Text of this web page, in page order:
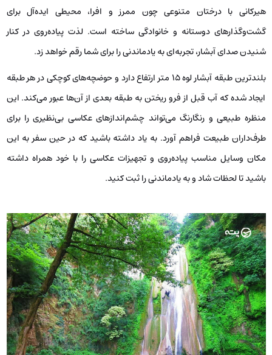
هیرکانی با درختان متنوعی چون ممرز و افرا، محیطی ایده‌آل برای
گشت‌وگذارهای دوستانه و خانوادگی ساخته است. لذت پیاده‌روی در کنار
شنیدن صدای آبشار، تجربه‌ای به یادماندنی را برای شما رقم خواهد زد.
بلندترین طبقه آبشار لوه ۱۵ متر ارتفاع دارد و حوضچه‌های کوچکی در هر طبقه
ایجاد شده که آب قبل از فرو ریختن به طبقه بعدی از آن‌ها عبور می‌کند. این
منظره طبیعی و رنگارنگ می‌تواند چشم‌اندازهای عکاسی بی‌نظیری را برای
طرف‌داران طبیعت فراهم آورد. به یاد داشته باشید که در حین سفر به این
مکان وسایل مناسب پیاده‌روی و تجهیزات عکاسی را با خود همراه داشته
باشید تا لحظات شاد و به یادماندنی را ثبت کنید.